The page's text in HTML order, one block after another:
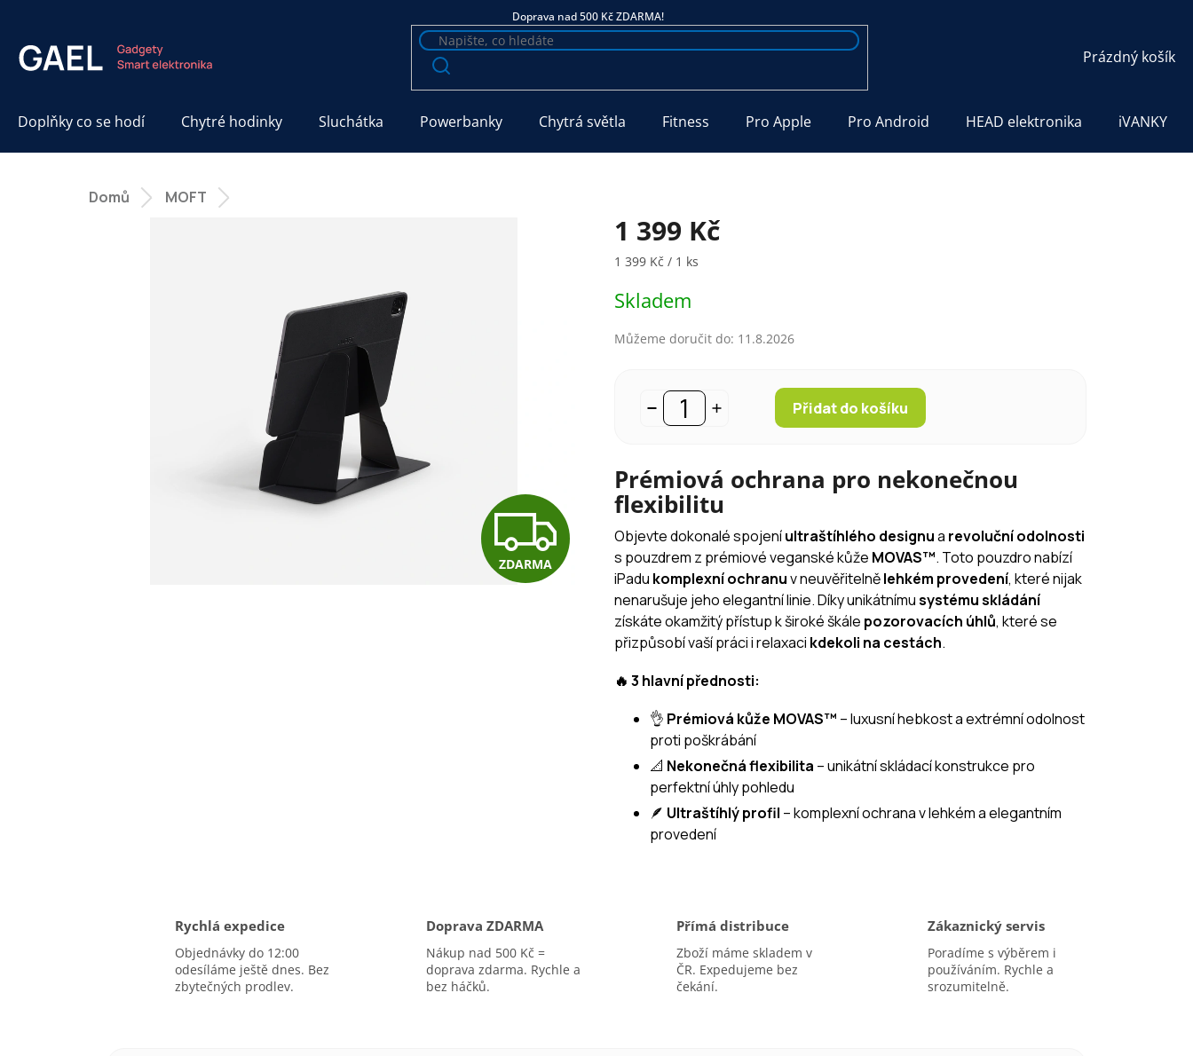
obsah
Doprava nad 500 Kč ZDARMA!
NÁKUPNÍ
Prázdný košík
Doplňky co se hodí Chytré hodinky Sluchátka Powerbanky Chytrá světla Fitness Pro Apple Pro Android HEAD elektronika iVANKY
Domů MOFT
Z
D
ZDARMA
1 399 Kč
Měrná cena:
1 399 Kč / 1 ks
Skladem
Můžeme doručit do: 11.8.2026
Přidat do košíku
Prémiová ochrana pro nekonečnou
flexibilitu
Objevte dokonalé spojeníultraštíhlého designua revoluční odolnosti
s pouzdrem z prémiové veganské kůže MOVAS™. Toto pouzdro nabízí
iPadu komplexní ochranuv neuvěřitelnělehkém provedení, které nijak
nenarušuje jeho elegantní linie. Díky unikátnímusystému skládání
získáte okamžitý přístup k široké škále pozorovacích úhlů, které se
přizpůsobí vaší práci i relaxaci kdekoli na cestách.
🔥 3 hlavní přednosti:
👌 Prémiová kůže MOVAS™ – luxusní hebkost a extrémní odolnost
proti poškrábání
📐 Nekonečná flexibilita – unikátní skládací konstrukce pro
perfektní úhly pohledu
🪶 Ultraštíhlý profil – komplexní ochrana v lehkém a elegantním
provedení
Rychlá expedice
Objednávky do 12:00
odesíláme ještě dnes. Bez
zbytečných prodlev.
Doprava ZDARMA
Nákup nad 500 Kč =
doprava zdarma. Rychle a
bez háčků.
Přímá distribuce
Zboží máme skladem v
ČR. Expedujeme bez
čekání.
Zákaznický servis
Poradíme s výběrem i
používáním. Rychle a
srozumitelně.